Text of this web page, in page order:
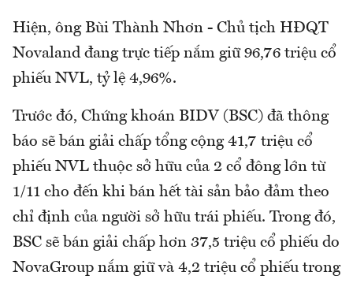
Hiện, ông Bùi Thành Nhơn - Chủ tịch HĐQT
Novaland đang trực tiếp nắm giữ 96,76 triệu cổ
phiếu NVL, tỷ lệ 4,96%.
Trước đó, Chứng khoán BIDV (BSC) đã thông
báo sẽ bán giải chấp tổng cộng 41,7 triệu cổ
phiếu NVL thuộc sở hữu của 2 cổ đông lớn từ
1/11 cho đến khi bán hết tài sản bảo đảm theo
chỉ định của người sở hữu trái phiếu. Trong đó,
BSC sẽ bán giải chấp hơn 37,5 triệu cổ phiếu do
NovaGroup nắm giữ và 4,2 triệu cổ phiếu trong